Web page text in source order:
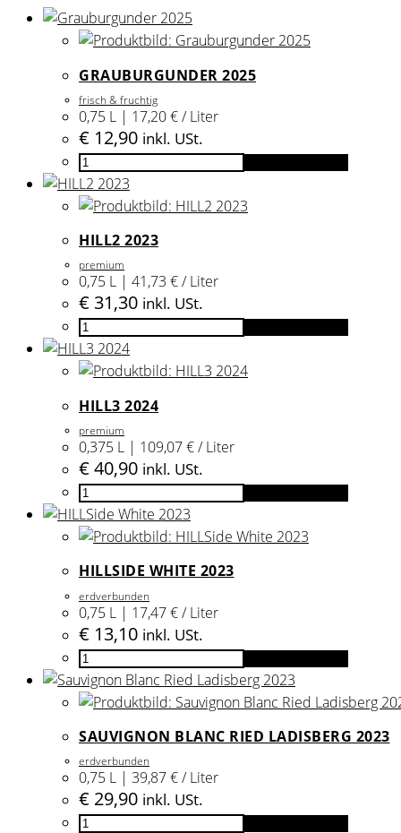
GRAUBURGUNDER 2025
frisch & fruchtig
0,75 L | 17,20 € / Liter
€ 12,90 inkl. USt.
Grauburgunder
2025
Menge
HILL2 2023
premium
0,75 L | 41,73 € / Liter
€ 31,30 inkl. USt.
HILL2
2023
Menge
HILL3 2024
premium
0,375 L | 109,07 € / Liter
€40,90 inkl. USt.
HILL3
2024
Menge
HILLSIDE WHITE 2023
erdverbunden
0,75 L | 17,47 € / Liter
€ 13,10 inkl. USt.
HILLSide
White
2023
SAUVIGNON BLANC RIED LADISBERG 2023
erdverbunden
0,75 L | 39,87 € / Liter
€ 29,90 inkl. USt.
Sauvignon